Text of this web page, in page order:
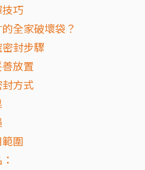
巧
全家破壞袋？
封步驟
放置
方式
圍